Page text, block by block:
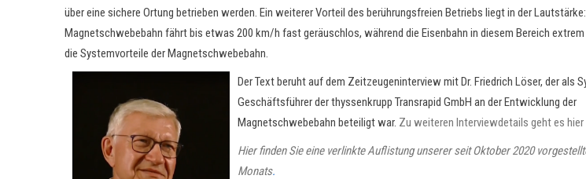
über eine sichere Ortung betrieben werden. Ein weiterer Vorteil des berührungsfreien Betriebs liegt in der
Magnetschwebebahn fährt bis etwas 200 km/h fast geräuschlos, während die Eisenbahn in diesem Bereich
die Systemvorteile der Magnetschwebebahn.
Der Text beruht auf dem Zeitzeugeninterview mit Dr. Friedrich Löser, der als
Geschäftsführer der thyssenkrupp Transrapid GmbH an der Entwicklung der
Magnetschwebebahn beteiligt war. Zu weiteren Interviewdetails geht es hier
Hier finden Sie eine verlinkte Auflistung unserer seit Oktober 2020
Monats.